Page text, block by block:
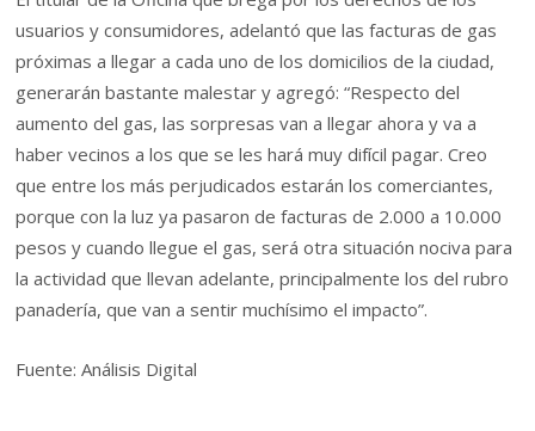
usuarios y consumidores, adelantó que las facturas de gas
próximas a llegar a cada uno de los domicilios de la ciudad,
generarán bastante malestar y agregó: “Respecto del
aumento del gas, las sorpresas van a llegar ahora y va a
haber vecinos a los que se les hará muy difícil pagar. Creo
que entre los más perjudicados estarán los comerciantes,
porque con la luz ya pasaron de facturas de 2.000 a 10.000
pesos y cuando llegue el gas, será otra situación nociva para
la actividad que llevan adelante, principalmente los del rubro
panadería, que van a sentir muchísimo el impacto”.
Fuente: Análisis Digital